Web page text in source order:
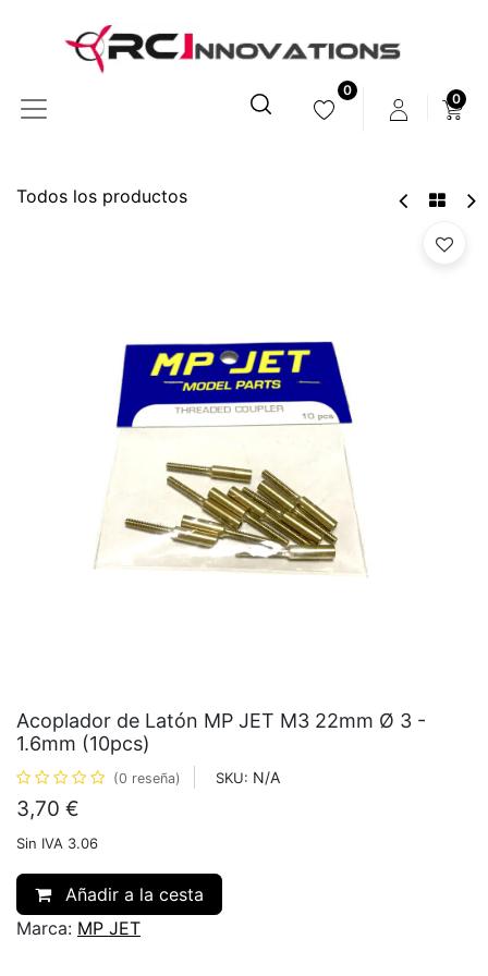
0
0
Todos los productos
Acoplador de Latón MP JET M3 22mm Ø 3 -
1.6mm (10pcs)
(0 reseña) SKU: N/A
3,70 €
Sin IVA 3.06
Añadir a la cesta
Marca: MP JET